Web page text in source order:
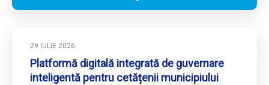
29 IULIE 2026
Platformă digitală integrată de guvernare
inteligentă pentru cetățenii municipiului